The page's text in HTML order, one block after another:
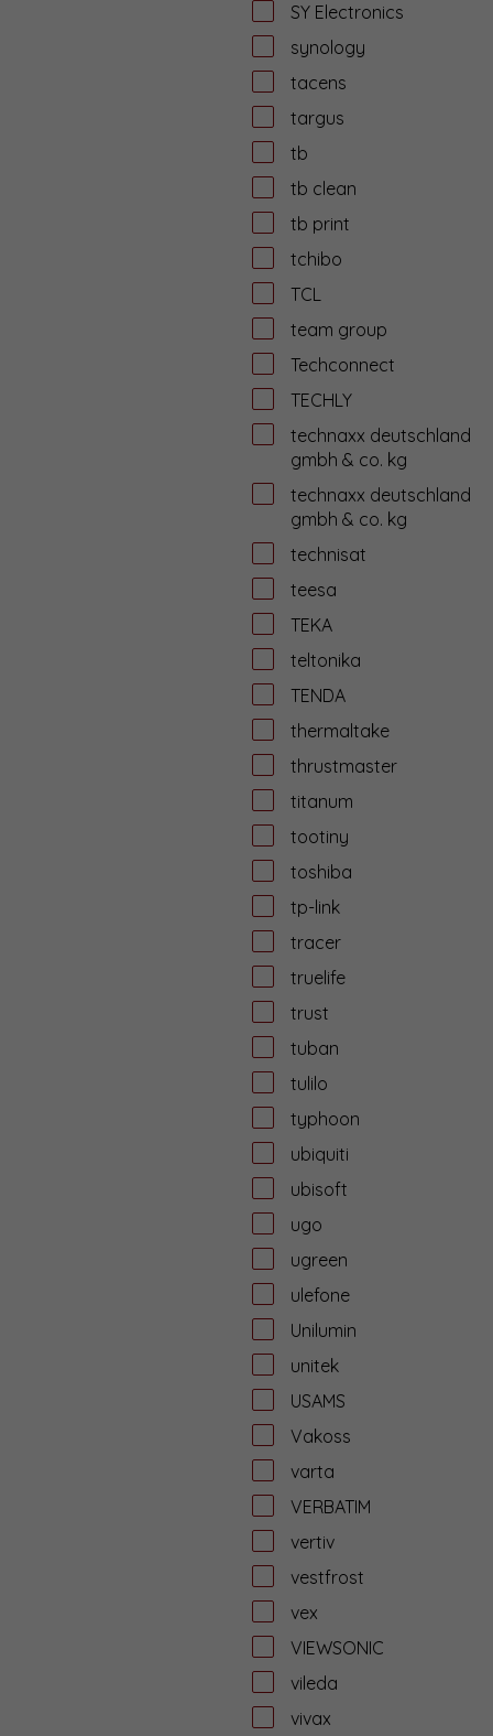
SY Electronics
synology
tacens
targus
tb
tb clean
tb print
tchibo
TCL
team group
Techconnect
TECHLY
technaxx deutschland
gmbh & co. kg
technaxx deutschland
gmbh & co. kg
technisat
teesa
TEKA
teltonika
TENDA
thermaltake
thrustmaster
titanum
tootiny
toshiba
tp-link
tracer
truelife
trust
tuban
tulilo
typhoon
ubiquiti
ubisoft
ugo
ugreen
ulefone
Unilumin
unitek
USAMS
Vakoss
varta
VERBATIM
vertiv
vestfrost
vex
VIEWSONIC
vileda
vivax